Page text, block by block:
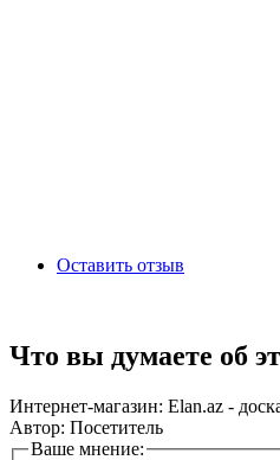
Оставить отзыв
Что вы думаете об
Интернет-магазин: Elan.az -
Автор: Посетитель
Ваше мнение: